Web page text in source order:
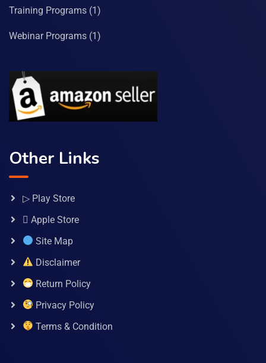
Training Programs (1)
Webinar Programs (1)
Other Links
▷ Play Store
 Apple Store
Site Map
Disclaimer
Return Policy
Privacy Policy
Terms & Condition